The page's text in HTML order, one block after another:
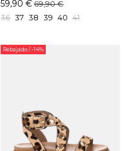
59,90 € 69,90 €
36 37 38 39 40 41
Rebajado/ -14%